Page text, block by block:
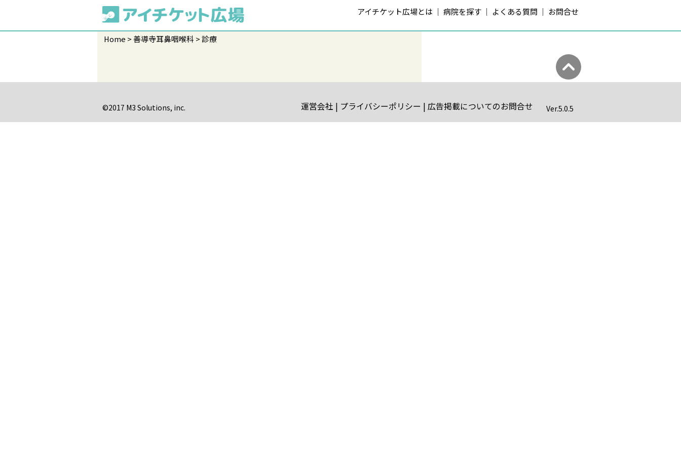
アイチケット広場とは 病院を探す よくある質問 お問合せ
Home 善導寺耳鼻咽喉科 診療
運営会社 プライバシーポリシー 広告掲載についてのお問合せ
©2017 M3 Solutions, inc. Ver.5.0.5